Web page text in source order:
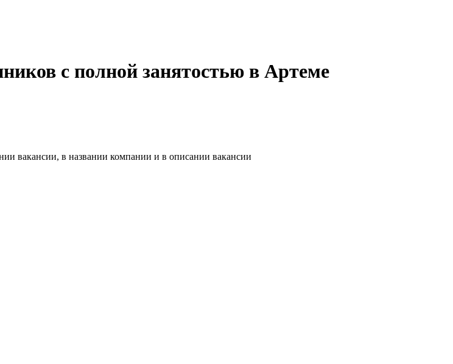
с полной занятостью в Артеме
вакансии, в названии компании и в описании вакансии